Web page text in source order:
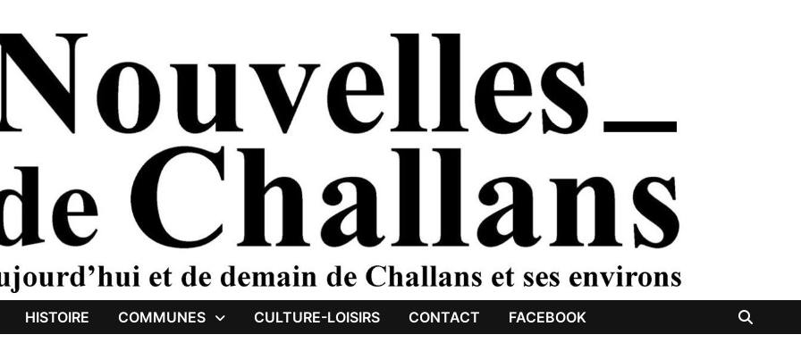
HISTOIRE COMMUNES CULTURE-LOISIRS CONTACT FACEBOOK